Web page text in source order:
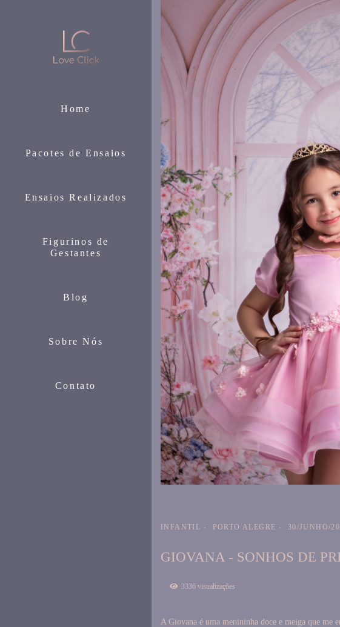
Home
Pacotes de Ensaios
Ensaios Realizados
Figurinos de
Gestantes
Blog
Sobre Nós
Contato
INFANTIL PORTO ALEGRE 30/JUNHO/
GIOVANA - SONHOS DE
3336 visualizações
A Giovana é uma menininha doce e meiga que me